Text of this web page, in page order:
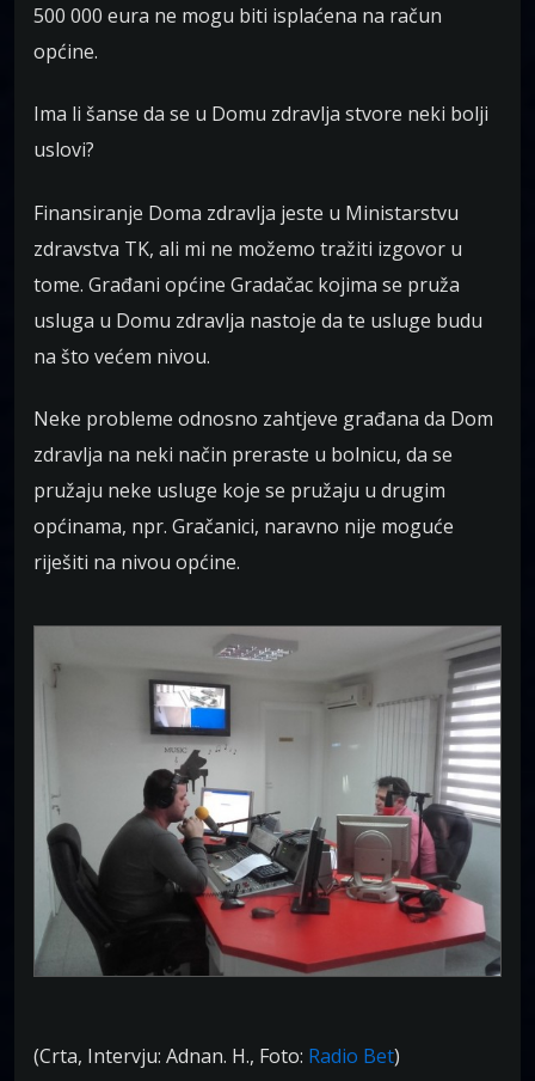
500 000 eura ne mogu biti isplaćena na račun
općine.
Ima li šanse da se u Domu zdravlja stvore neki bolji
uslovi?
Finansiranje Doma zdravlja jeste u Ministarstvu
zdravstva TK, ali mi ne možemo tražiti izgovor u
tome. Građani općine Gradačac kojima se pruža
usluga u Domu zdravlja nastoje da te usluge budu
na što većem nivou.
Neke probleme odnosno zahtjeve građana da Dom
zdravlja na neki način preraste u bolnicu, da se
pružaju neke usluge koje se pružaju u drugim
općinama, npr. Gračanici, naravno nije moguće
riješiti na nivou općine.
(Crta, Intervju: Adnan. H., Foto: Radio Bet)